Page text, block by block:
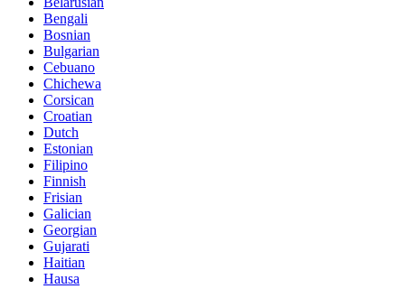
Bengali
Bosnian
Bulgarian
Cebuano
Chichewa
Corsican
Croatian
Dutch
Estonian
Filipino
Finnish
Frisian
Galician
Georgian
Gujarati
Haitian
Hausa